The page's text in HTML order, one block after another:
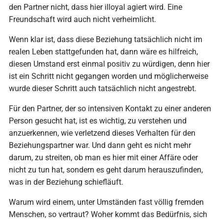
den Partner nicht, dass hier illoyal agiert wird. Eine
Freundschaft wird auch nicht verheimlicht.
Wenn klar ist, dass diese Beziehung tatsächlich nicht im
realen Leben stattgefunden hat, dann wäre es hilfreich,
diesen Umstand erst einmal positiv zu würdigen, denn hier
ist ein Schritt nicht gegangen worden und möglicherweise
wurde dieser Schritt auch tatsächlich nicht angestrebt.
Für den Partner, der so intensiven Kontakt zu einer anderen
Person gesucht hat, ist es wichtig, zu verstehen und
anzuerkennen, wie verletzend dieses Verhalten für den
Beziehungspartner war. Und dann geht es nicht mehr
darum, zu streiten, ob man es hier mit einer Affäre oder
nicht zu tun hat, sondern es geht darum herauszufinden,
was in der Beziehung schiefläuft.
Warum wird einem, unter Umständen fast völlig fremden
Menschen, so vertraut? Woher kommt das Bedürfnis, sich